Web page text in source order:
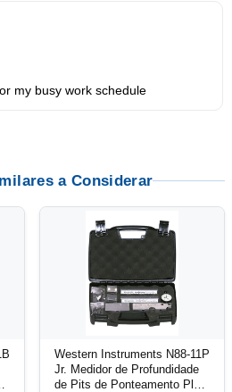
my busy work schedule
a Considerar
Western Instruments N88-11P
Jr. Medidor de Profundidade
de Pits de Ponteamento Plus,